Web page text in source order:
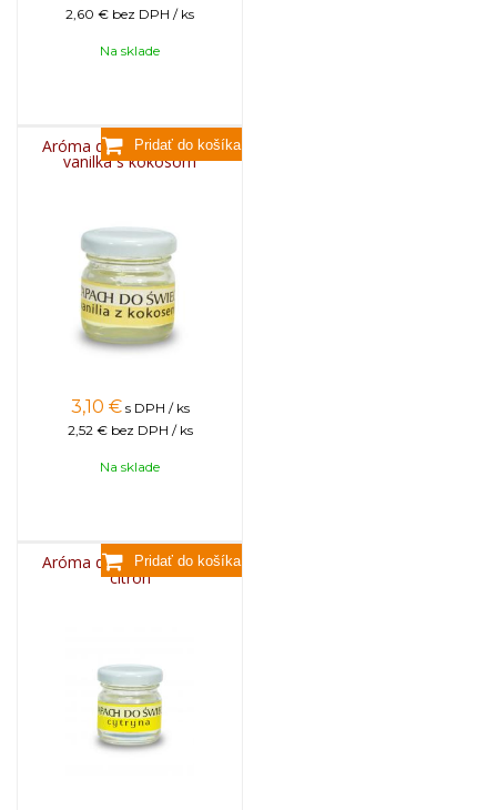
2,60 € bez DPH / ks
Na sklade
Aróma do sviečok, 25g -
vanilka s kokosom
3,10 € s DPH / ks
2,52 € bez DPH / ks
Na sklade
Aróma do sviečok, 25g -
citrón